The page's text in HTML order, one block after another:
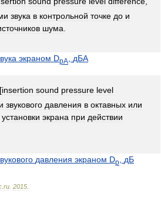
звука в контрольной точке до и
шума
экраном DpA дБА
[insertion sound pressure level
звукового давления в октавных или
установки экрана при действии
давления экраном Dp дБ
ru 2015